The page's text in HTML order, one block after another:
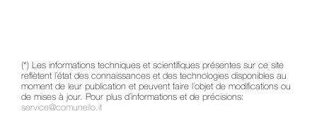
(*) Les informations techniques et scientifiques présentes sur ce site
reflètent l´état des connaissances et des technologies disponibles au
moment de leur publication et peuvent faire l´objet de modifications ou
de mises à jour. Pour plus d´informations et de précisions:
service@comunello.it